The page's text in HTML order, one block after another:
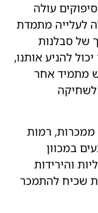
עולה
לעלייה מתמדת
של סבלנות
להניע אותנו,
מתמיד אחר
לשחיקה
ממכרות, רמות
במכוון
והירידות
שכיח להתמכר